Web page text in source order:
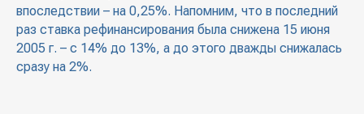
впоследствии – на 0,25%. Напомним, что в последний
раз ставка рефинансирования была снижена 15 июня
2005 г. – с 14% до 13%, а до этого дважды снижалась
сразу на 2%.